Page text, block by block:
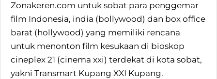
Zonakeren.com untuk sobat para penggemar
film Indonesia, india (bollywood) dan box office
barat (hollywood) yang memiliki rencana
untuk menonton film kesukaan di bioskop
cineplex 21 (cinema xxi) terdekat di kota sobat,
yakni Transmart Kupang XXI Kupang.